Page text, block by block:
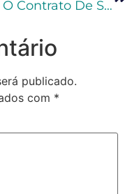
STJ: O Contrato De Serviços Advocatícios Está Protegido Pelo Sigilo Profissional E Pela Inviolabilidade Do Exercício Da Advocacia
publicado.
com *